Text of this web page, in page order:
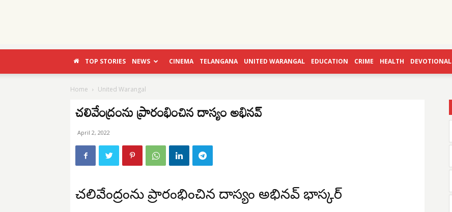
TOP STORIES NEWS CINEMA TELANGANA UNITED WARANGAL EDUCATION CRIME HEALTH DEVOTIONAL
Home United Warangal
చలివేంద్రంను ప్రారంభించిన దాస్యం అభినవ్
April 2, 2022
చలివేంద్రంను ప్రారంభించిన దాస్యం అభినవ్ భాస్కర్